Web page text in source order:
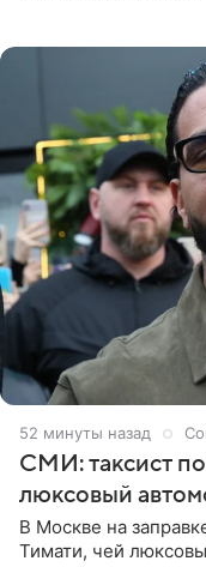
52 минуты назад
СМИ: таксист
люксовый
В Москве на
Тимати, чей